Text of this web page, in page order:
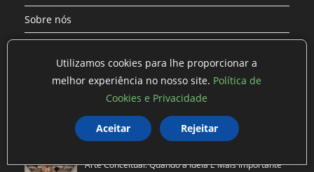
Sobre nós
ÚLTIMAS PUBLICAÇÕES
Precisa C…
Arte Conceitual: Quando a Ideia É Mais Importante
Utilizamos cookies para lhe proporcionar a
melhor experiência no nosso site. Política de
Cookies e Privacidade
Aceitar Rejeitar